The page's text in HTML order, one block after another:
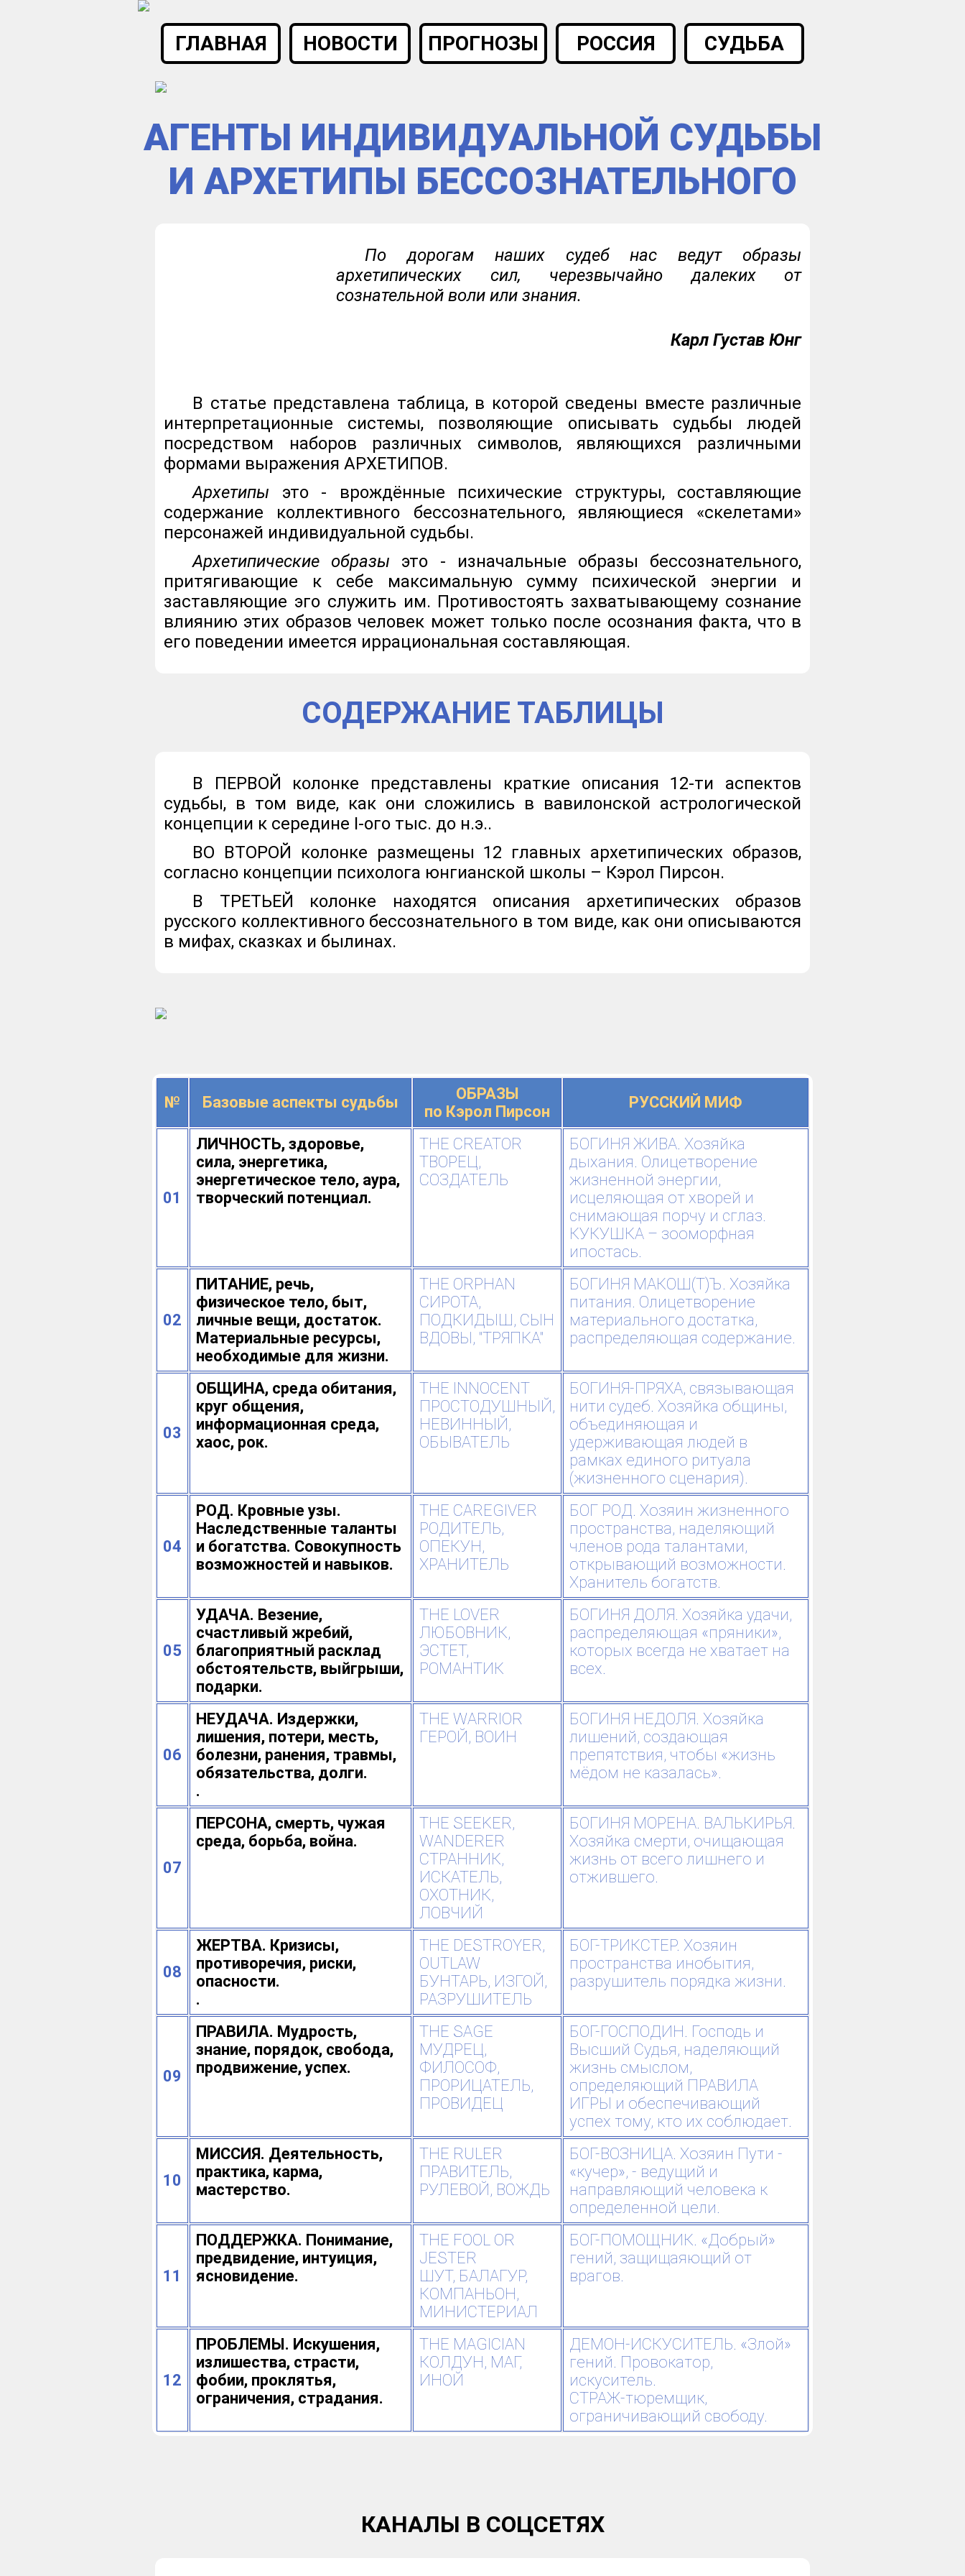
ГЛАВНАЯ НОВОСТИ ПРОГНОЗЫ РОССИЯ СУДЬБА
АГЕНТЫ ИНДИВИДУАЛЬНОЙ СУДЬБЫ
И АРХЕТИПЫ БЕССОЗНАТЕЛЬНОГО
По дорогам наших судеб нас ведут образы
архетипических сил, черезвычайно далеких от
сознательной воли или знания.
Карл Густав Юнг
В статье представлена таблица, в которой сведены вместе различные
интерпретационные системы, позволяющие описывать судьбы людей
посредством наборов различных символов, являющихся различными
формами выражения АРХЕТИПОВ.
Архетипы это - врождённые психические структуры, составляющие
содержание коллективного бессознательного, являющиеся
скелетами
персонажей индивидуальной судьбы.
Архетипические образы это - изначальные образы бессознательного,
притягивающие к себе максимальную сумму психической энергии и
заставляющие эго служить им. Противостоять захватывающему сознание
влиянию этих образов человек может только после осознания факта, что в
его поведении имеется иррациональная составляющая.
СОДЕРЖАНИЕ ТАБЛИЦЫ
В ПЕРВОЙ колонке представлены краткие описания 12-ти аспектов
судьбы, в том виде, как они сложились в вавилонской астрологической
концепции к середине I-ого тыс. до н.э..
ВО ВТОРОЙ колонке размещены 12 главных архетипических образов,
согласно концепции психолога юнгианской школы – Кэрол Пирсон.
В ТРЕТЬЕЙ колонке находятся описания архетипических образов
русского коллективного бессознательного в том виде, как они описываются
в мифах, сказках и былинах.
№ Базовые аспекты судьбы
ОБРАЗЫ
по Кэрол Пирсон
РУССКИЙ МИФ
01
ЛИЧНОСТЬ, здоровье,
сила, энергетика,
энергетическое тело, аура,
творческий потенциал.
THE CREATOR
ТВОРЕЦ,
СОЗДАТЕЛЬ
БОГИНЯ ЖИВА. Хозяйка
дыхания. Олицетворение
жизненной энергии,
исцеляющая от хворей и
снимающая порчу и сглаз.
КУКУШКА – зооморфная
ипостась.
02
ПИТАНИЕ, речь,
физическое тело, быт,
личные вещи, достаток.
Материальные ресурсы,
необходимые для жизни.
THE ORPHAN
СИРОТА,
ПОДКИДЫШ, СЫН
ВДОВЫ, "ТРЯПКА"
БОГИНЯ МАКОШ(Т)Ъ. Хозяйка
питания. Олицетворение
материального достатка,
распределяющая содержание.
03
ОБЩИНА, среда обитания,
круг общения,
информационная среда,
хаос, рок.
THE INNOCENT
ПРОСТОДУШНЫЙ,
НЕВИННЫЙ,
ОБЫВАТЕЛЬ
БОГИНЯ-ПРЯХА, связывающая
нити судеб. Хозяйка общины,
объединяющая и
удерживающая людей в
рамках единого ритуала
(жизненного сценария).
04
РОД. Кровные узы.
Наследственные таланты
и богатства. Совокупность
возможностей и навыков.
THE CAREGIVER
РОДИТЕЛЬ,
ОПЕКУН,
ХРАНИТЕЛЬ
БОГ РОД. Хозяин жизненного
пространства, наделяющий
членов рода талантами,
открывающий возможности.
Хранитель богатств.
05
УДАЧА. Везение,
счастливый жребий,
благоприятный расклад
обстоятельств, выйгрыши,
подарки.
THE LOVER
ЛЮБОВНИК,
ЭСТЕТ,
РОМАНТИК
БОГИНЯ ДОЛЯ. Хозяйка удачи,
распределяющая «пряники»,
которых всегда не хватает на
всех.
06
НЕУДАЧА. Издержки,
лишения, потери, месть,
болезни, ранения, травмы,
обязательства, долги.
.
THE WARRIOR
ГЕРОЙ, ВОИН
БОГИНЯ НЕДОЛЯ. Хозяйка
лишений, создающая
препятствия, чтобы «жизнь
мёдом не казалась».
07
ПЕРСОНА, смерть, чужая
среда, борьба, война.
THE SEEKER,
WANDERER
СТРАННИК,
ИСКАТЕЛЬ,
ОХОТНИК,
ЛОВЧИЙ
БОГИНЯ МОРЕНА. ВАЛЬКИРЬЯ.
Хозяйка смерти, очищающая
жизнь от всего лишнего и
отжившего.
08
ЖЕРТВА. Кризисы,
противоречия, риски,
опасности.
.
THE DESTROYER,
OUTLAW
БУНТАРЬ, ИЗГОЙ,
РАЗРУШИТЕЛЬ
БОГ-ТРИКСТЕР. Хозяин
пространства инобытия,
разрушитель порядка жизни.
09
ПРАВИЛА. Мудрость,
знание, порядок, свобода,
продвижение, успех.
THE SAGE
МУДРЕЦ,
ФИЛОСОФ,
ПРОРИЦАТЕЛЬ,
ПРОВИДЕЦ
БОГ-ГОСПОДИН. Господь и
Высший Судья, наделяющий
жизнь смыслом,
определяющий ПРАВИЛА
ИГРЫ и обеспечивающий
успех тому, кто их соблюдает.
10
МИССИЯ. Деятельность,
практика, карма,
мастерство.
THE RULER
ПРАВИТЕЛЬ,
РУЛЕВОЙ, ВОЖДЬ
БОГ-ВОЗНИЦА. Хозяин Пути -
«кучер», - ведущий и
направляющий человека к
определенной цели.
11
ПОДДЕРЖКА. Понимание,
предвидение, интуиция,
ясновидение.
THE FOOL OR
JESTER
ШУТ, БАЛАГУР,
КОМПАНЬОН,
МИНИСТЕРИАЛ
БОГ-ПОМОЩНИК. «Добрый»
гений, защищаяющий от
врагов.
12
ПРОБЛЕМЫ. Искушения,
излишества, страсти,
фобии, проклятья,
ограничения, страдания.
THE MAGICIAN
КОЛДУН, МАГ,
ИНОЙ
ДЕМОН-ИСКУСИТЕЛЬ. «Злой»
гений. Провокатор,
искуситель.
СТРАЖ-тюремщик,
ограничивающий свободу.
КАНАЛЫ В СОЦСЕТЯХ